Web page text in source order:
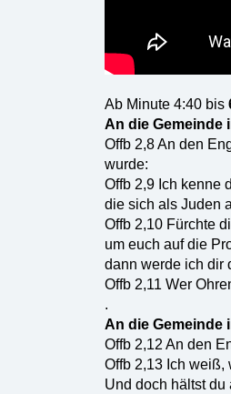
Ab Minute 4:40 bis
An die Gemeinde
Offb 2,8 An den
wurde:
Offb 2,9 Ich kenne
die sich als Juden
Offb 2,10 Fürchte
um euch auf die
dann werde ich dir
Offb 2,11 Wer
.
An die Gemeinde
Offb 2,12 An den
Offb 2,13 Ich weiß,
Und doch hältst du